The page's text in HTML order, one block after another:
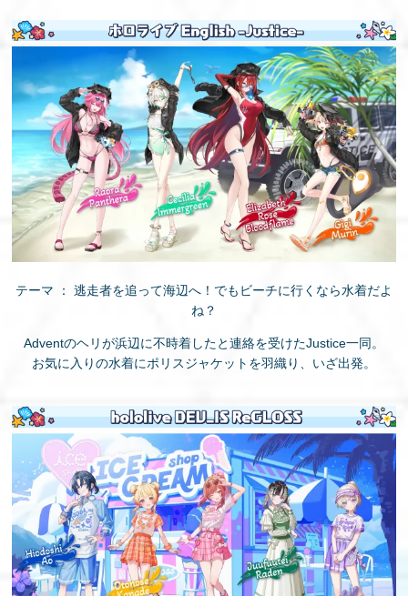
テーマ ： 逃走者を追って海辺へ！でもビーチに行くなら水着だよ
ね？
Adventのヘリが浜辺に不時着したと連絡を受けたJustice一同。
お気に入りの水着にポリスジャケットを羽織り、いざ出発。